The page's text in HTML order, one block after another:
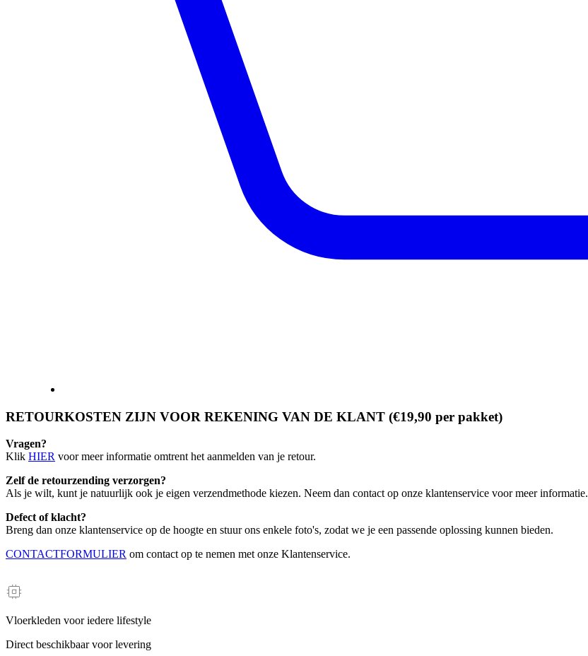
RETOURKOSTEN ZIJN VOOR REKENING VAN DE KLANT (€19,90 per pakket)
Vragen?
Klik HIER voor meer informatie omtrent het aanmelden van je retour.
Zelf de retourzending verzorgen?
Als je wilt, kunt je natuurlijk ook je eigen verzendmethode kiezen. Neem dan contact op onze klantenservice voor meer informatie.
Defect of klacht?
Breng dan onze klantenservice op de hoogte en stuur ons enkele foto's, zodat we je een passende oplossing kunnen bieden.
CONTACTFORMULIER om contact op te nemen met onze Klantenservice.
Vloerkleden voor iedere lifestyle
Direct beschikbaar voor levering